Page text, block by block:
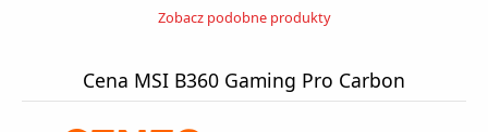
Zobacz podobne produkty
Cena MSI B360 Gaming Pro Carbon